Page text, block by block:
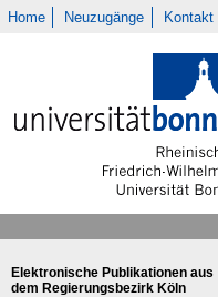
Home Neuzugänge Kontakt
Elektronische Publikationen aus
dem Regierungsbezirk Köln